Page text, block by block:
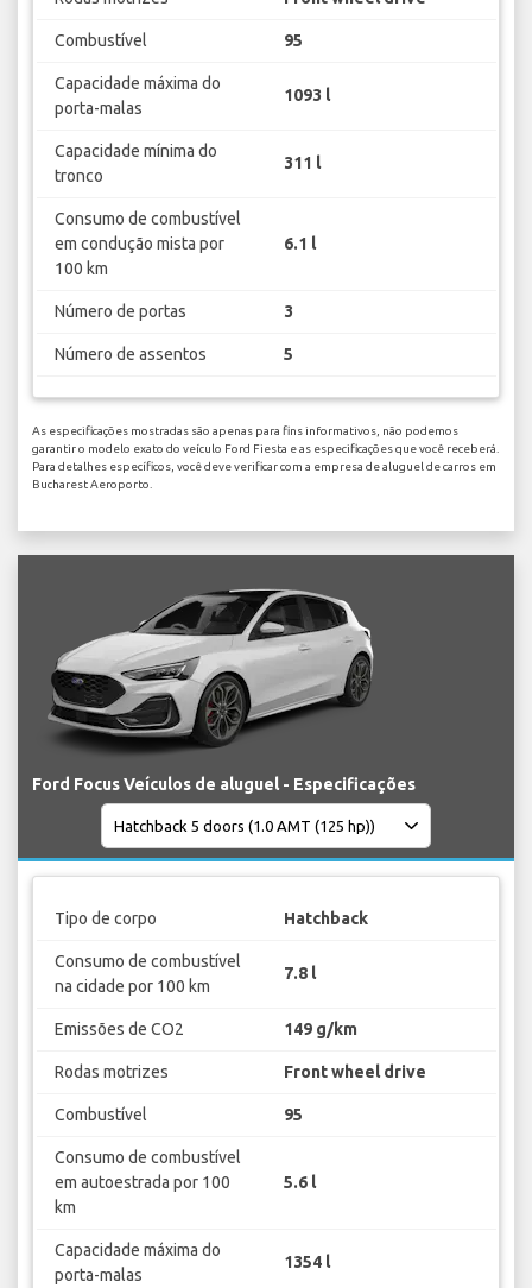
Combustível 95
Capacidade máxima do
porta-malas
1093 l
Capacidade mínima do
tronco
311 l
Consumo de combustível
em condução mista por
100 km
6.1 l
Número de portas 3
Número de assentos 5
As especificações mostradas são apenas para fins informativos, não podemos
garantir o modelo exato do veículo Ford Fiesta e as especificações que você receberá.
Para detalhes específicos, você deve verificar com a empresa de aluguel de carros em
Bucharest Aeroporto.
Ford Focus Veículos de aluguel - Especificações
Tipo de corpo Hatchback
Consumo de combustível
na cidade por 100 km
7.8 l
Emissões de CO2 149 g/km
Rodas motrizes Front wheel drive
Combustível 95
Consumo de combustível
em autoestrada por 100
km
5.6 l
Capacidade máxima do
porta-malas
1354 l